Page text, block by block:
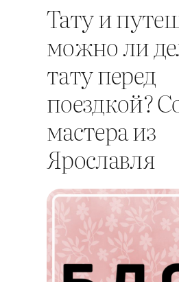
Тату и
можно ли
тату перед
поездкой?
мастера из
Ярославля